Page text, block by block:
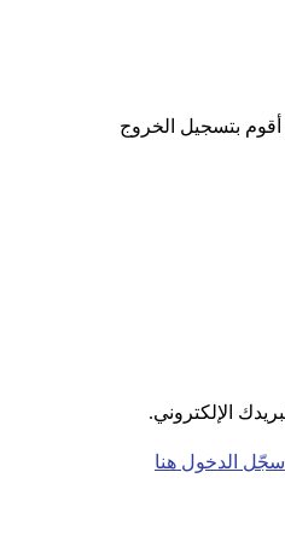
بتسجيل الخروج
الإلكتروني.
سجّل الدخول هنا